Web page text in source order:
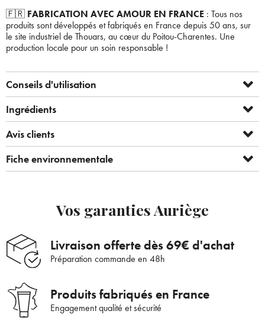
Supprimer le produit ?
🇫🇷 FABRICATION AVEC AMOUR EN FRANCE : Tous nos
produits sont développés et fabriqués en France depuis 50 ans, sur
le site industriel de Thouars, au cœur du Poitou-Charentes. Une
production locale pour un soin responsable !
Conseils d'utilisation
Ingrédients
Avis clients
Fiche environnementale
Vos garanties Auriège
Livraison offerte dès 69€ d'achat
Préparation commande en 48h
Produits fabriqués en France
Engagement qualité et sécurité
Bienvenue !
Pour être au courant de nos dernières